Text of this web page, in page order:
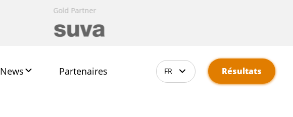
Presenting PartnerInstitutional Partner
Gold Partner
News Partenaires FR Résultats